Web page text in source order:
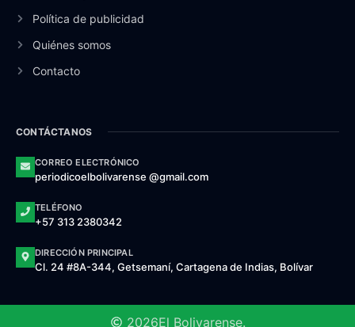
Política de publicidad
Quiénes somos
Contacto
CONTÁCTANOS
CORREO ELECTRÓNICO
periodicoelbolivarense @gmail.com
TELÉFONO
+57 313 2380342
DIRECCIÓN PRINCIPAL
Cl. 24 #8A-344, Getsemaní, Cartagena de Indias, Bolívar
2026El Bolivarense.